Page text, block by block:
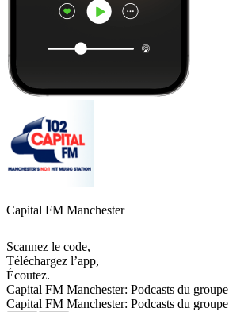
Capital FM Manchester
Scannez le code,
Téléchargez l’app,
Écoutez.
Capital FM Manchester: Podcasts du groupe
Capital FM Manchester: Podcasts du groupe